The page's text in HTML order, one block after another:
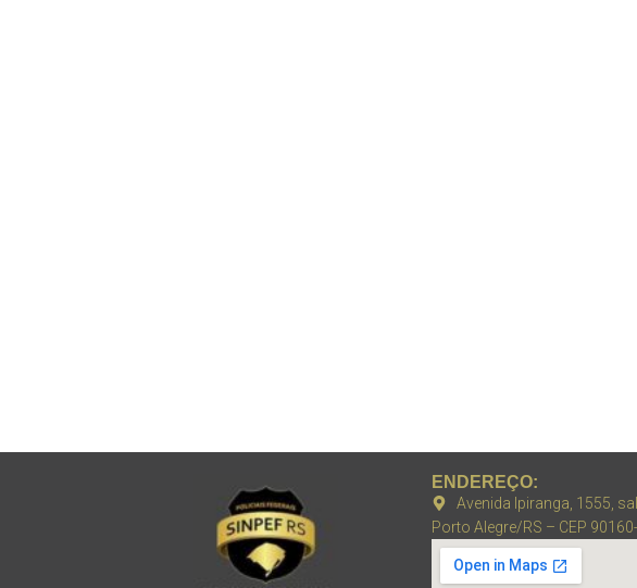
ENDEREÇO:
Avenida Ipiranga, 1555,
Porto Alegre/RS – CEP